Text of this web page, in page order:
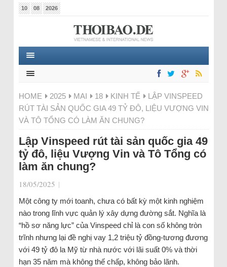
10 08 2026
HOME 2025 MAI 18 KINH TẾ
LẬP VINSPEED
RÚT TÀI SẢN QUỐC GIA 49 TỶ ĐÔ, LIỆU VƯỢNG VIN
VÀ TÔ TỔNG CÓ LÀM ĂN CHUNG?
Lập Vinspeed rút tài sản quốc gia 49
tỷ đô, liệu Vượng Vin và Tô Tổng có
làm ăn chung?
18/05/2025 |
Một công ty mới toanh, chưa có bất kỳ một kinh nghiệm
nào trong lĩnh vực quản lý xây dựng đường sắt. Nghĩa là
“hồ sơ năng lực” của Vinspeed chỉ là con số không tròn
trĩnh nhưng lại đề nghị vay 1,2 triệu tỷ đồng-tương đương
với 49 tỷ đô la Mỹ từ nhà nước với lãi suất 0% và thời
hạn 35 năm mà không thế chấp, không bảo lãnh.